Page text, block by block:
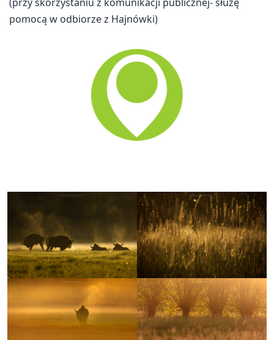
pomocą w odbiorze z Hajnówki)